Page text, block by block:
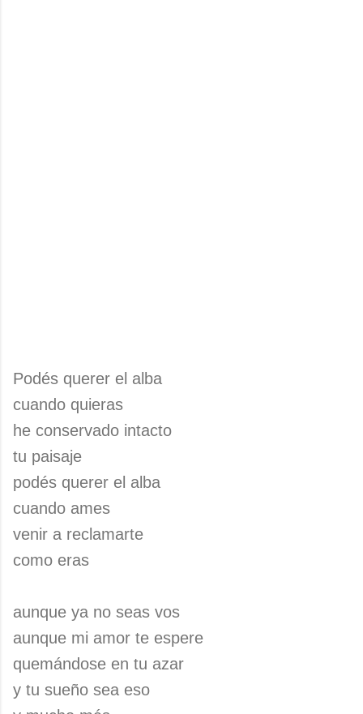
Podés querer el alba
cuando quieras
he conservado intacto
tu paisaje
podés querer el alba
cuando ames
venir a reclamarte
como eras
aunque ya no seas vos
aunque mi amor te espere
quemándose en tu azar
y tu sueño sea eso